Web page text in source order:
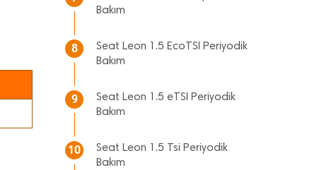
Bakım
8
Seat Leon 1.5 EcoTSI Periyodik
Bakım
9
Seat Leon 1.5 eTSI Periyodik
Bakım
10
Seat Leon 1.5 Tsi Periyodik
Bakım